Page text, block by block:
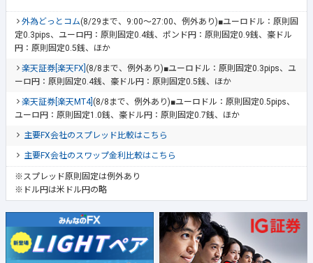
外為どっとコム(8/29まで、9:00～27:00、例外あり)■ユーロドル：原則固
定0.3pips、ユーロ円：原則固定0.4銭、ポンド円：原則固定0.9銭、豪ドル
円：原則固定0.5銭、ほか
楽天証券[楽天FX] (8/8まで、例外あり)■ユーロドル：原則固定0.3pips、ユ
ーロ円：原則固定0.4銭、豪ドル円：原則固定0.5銭、ほか
楽天証券[楽天MT4] (8/8まで、例外あり)■ユーロドル：原則固定0.5pips、
ユーロ円：原則固定1.0銭、豪ドル円：原則固定0.7銭、ほか
主要FX会社のスプレッド比較はこちら
主要FX会社のスワップ金利比較はこちら
※スプレッド原則固定は例外あり
※ドル円は米ドル円の略